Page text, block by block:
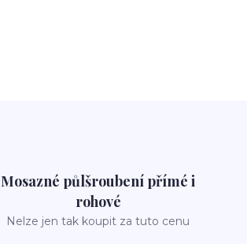
Mosazné půlšroubení přímé i
rohové
Nelze jen tak koupit za tuto cenu